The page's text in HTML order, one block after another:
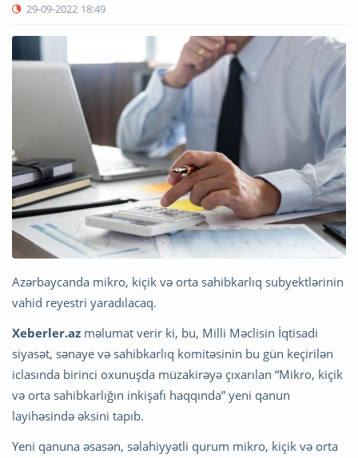
29-09-2022 18:49
Azərbaycanda mikro, kiçik və orta sahibkarlıq subyektlərinin
vahid reyestri yaradılacaq.
Xeberler.az məlumat verir ki, bu, Milli Məclisin İqtisadi
siyasət, sənaye və sahibkarlıq komitəsinin bu gün keçirilən
iclasında birinci oxunuşda müzakirəyə çıxarılan “Mikro, kiçik
və orta sahibkarlığın inkişafı haqqında” yeni qanun
layihəsində əksini tapıb.
Yeni qanuna əsasən, səlahiyyətli qurum mikro, kiçik və orta